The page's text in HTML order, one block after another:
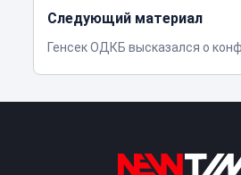
Следующий материал
Генсек ОДКБ высказался о